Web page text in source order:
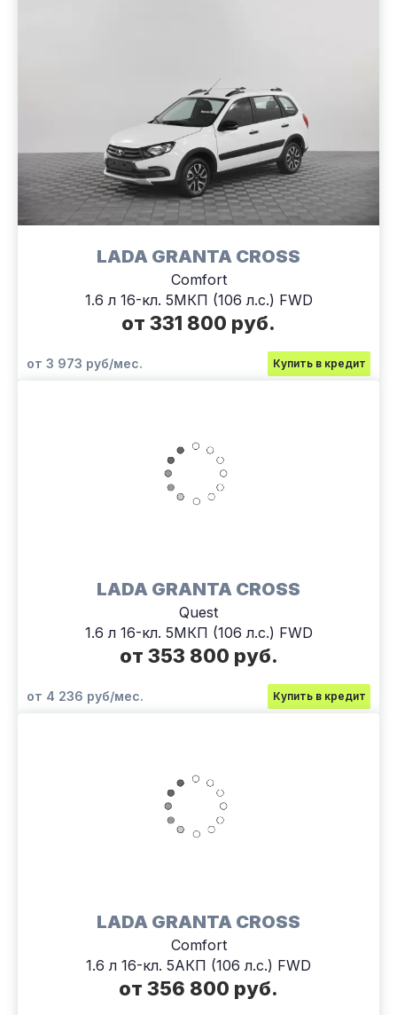
LADA GRANTA CROSS
Comfort
1.6 л 16-кл. 5МКП (106 л.с.) FWD
от 331 800 руб.
от 3 973 руб/мес. Купить в кредит
LADA GRANTA CROSS
Quest
1.6 л 16-кл. 5МКП (106 л.с.) FWD
от 353 800 руб.
от 4 236 руб/мес. Купить в кредит
LADA GRANTA CROSS
Comfort
1.6 л 16-кл. 5АКП (106 л.с.) FWD
от 356 800 руб.